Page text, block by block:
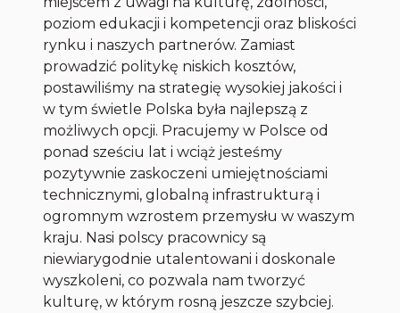
poziom edukacji i kompetencji oraz bliskości
rynku i naszych partnerów. Zamiast
prowadzić politykę niskich kosztów,
postawiliśmy na strategię wysokiej jakości i
w tym świetle Polska była najlepszą z
możliwych opcji. Pracujemy w Polsce od
ponad sześciu lat i wciąż jesteśmy
pozytywnie zaskoczeni umiejętnościami
technicznymi, globalną infrastrukturą i
ogromnym wzrostem przemysłu w waszym
kraju. Nasi polscy pracownicy są
niewiarygodnie utalentowani i doskonale
wyszkoleni, co pozwala nam tworzyć
kulturę, w którym rosną jeszcze szybciej.